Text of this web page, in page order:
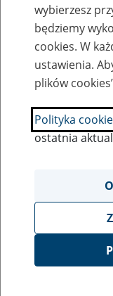
Nazwa zakładu pracy:
SZUKAJ
Ukryj
wybierzesz
będziemy
cookies. W
ustawienia.
plików
Polityka
ostatnia